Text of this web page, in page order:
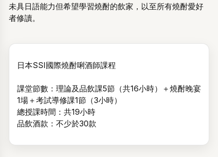
未具日語能力但希望學習燒酎的飲家，以至所有燒酎愛好
者修讀。
日本SSI國際燒酎唎酒師課程
課堂節數：理論及品飲課5節（共16小時）＋燒酎晚宴
1場＋考試導修課1節（3小時）
總授課時間：共19小時
品飲酒款：不少於30款